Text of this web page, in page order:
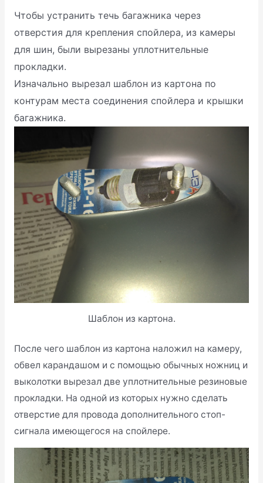
Чтобы устранить течь багажника через
отверстия для крепления спойлера, из камеры
для шин, были вырезаны уплотнительные
прокладки.
Изначально вырезал шаблон из картона по
контурам места соединения спойлера и крышки
багажника.
Шаблон из картона.
После чего шаблон из картона наложил на камеру,
обвел карандашом и с помощью обычных ножниц и
выколотки вырезал две уплотнительные резиновые
прокладки. На одной из которых нужно сделать
отверстие для провода дополнительного стоп-
сигнала имеющегося на спойлере.